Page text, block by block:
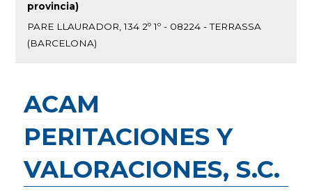
provincia)
PARE LLAURADOR, 134 2º 1º - 08224 - TERRASSA
(BARCELONA)
ACAM
PERITACIONES Y
VALORACIONES, S.C.